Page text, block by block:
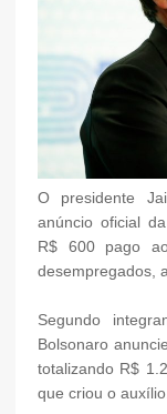
O presidente
anúncio oficial
R$ 600 pago
desempregados,
Segundo
Bolsonaro
totalizando R$
que criou o auxílio.